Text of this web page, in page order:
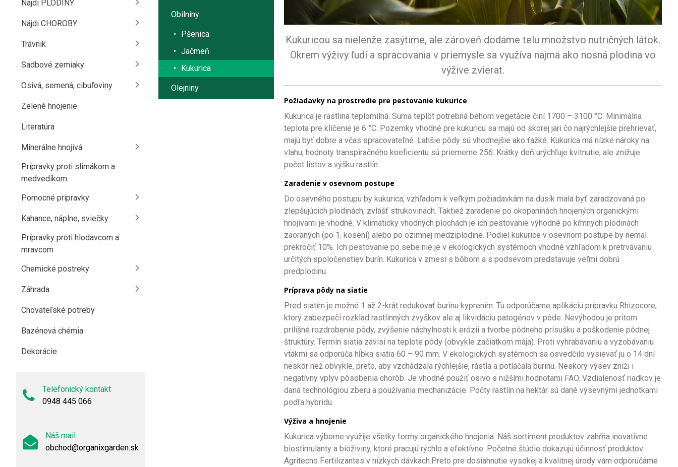
Obilniny
Pšenica
Jačmeň
Kukurica
Olejniny
Kukuricou sa nielenže zasýtime, ale zároveň dodáme telu množstvo nutričných látok.
Okrem výživy ľudí a spracovania v priemysle sa využíva najmä ako nosná plodina vo
výžive zvierat.
Požiadavky na prostredie pre pestovanie kukurice
Kukurica je rastlina teplomilná. Suma teplôt potrebná behom vegetácie činí 1700 – 3100 °C. Minimálna
teplota pre klíčenie je 6 °C. Pozemky vhodné pre kukuricu sa majú od skorej jari čo najrýchlejšie prehrievať,
majú byť dobre a včas spracovateľné. Ľahšie pôdy sú vhodnejšie ako ťažké. Kukurica má nízke nároky na
vlahu, hodnoty transpiračného koeficientu sú priemerne 256. Krátky deň urýchľuje kvitnutie, ale znižuje
počet listov a výšku rastlín.
Zaradenie v osevnom postupe
Do osevného postupu by kukurica, vzhľadom k veľkým požiadavkám na dusík mala byť zaradzovaná po
zlepšujúcich plodinách, zvlášť strukovinách. Taktiež zaradenie po okopaninách hnojených organickými
hnojivami je vhodné. V klimaticky vhodných plochách je ich pestovanie výhodné po kŕmnych plodinách
zaoraných (po 1. kosení) alebo po ozimnej medziplodine. Podiel kukurice v osevnom postupe by nemal
prekročiť 10%. Ich pestovanie po sebe nie je v ekologických systémoch vhodné vzhľadom k pretrvávaniu
určitých spoločenstiev burín. Kukurica v zmesi s bôbom a s podsevom predstavuje veľmi dobrú
predplodinu.
Príprava pôdy na siatie
Pred siatím je možné 1 až 2-krát redukovať burinu kyprením. Tu odporúčame aplikáciu prípravku Rhizocore,
ktorý zabezpečí rozklad rastlinných zvyškov ale aj likvidáciu patogénov v pôde. Nevýhodou je pritom
prílišné rozdrobenie pôdy, zvýšenie náchylnosti k erózii a tvorbe pôdneho prísušku a poškodenie pôdnej
štruktúry. Termín siatia závisí na teplote pôdy (obvykle začiatkom mája). Proti vyhrabávaniu a vyzobávaniu
vtákmi sa odporúča hĺbka siatia 60 – 90 mm. V ekologických systémoch sa osvedčilo vysievať ju o 14 dní
neskôr než obvykle, preto, aby vzchádzala rýchlejšie, rástla a potláčala burinu. Neskorý výsev zníži i
negatívny vplyv pôsobenia chorôb. Je vhodné použiť osivo s nižšími hodnotami FAO. Vzdialenosť riadkov je
daná technológiou zberu a používania mechanizácie. Počty rastlín na hektár sú dané výsevnými jednotkami
podľa hybridu.
Výživa a hnojenie
Kukurica výborne využije všetky formy organického hnojenia. Náš sortiment produktov zahŕňa inovatívne
biostimulanty a bioživiny, ktoré pracujú rýchlo a efektívne. Početné štúdie dokazujú účinnosť produktov
Agritecno Fertilizantes v nízkych dávkach.Preto pre dosiahnutie vysokej a kvalitnej úrody vám odporúčame
Nájdi PLODINY
Nájdi CHOROBY
Trávnik
Sadbové zemiaky
Osivá, semená, cibuľoviny
Zelené hnojenie
Literatúra
Minerálne hnojivá
Prípravky proti slimákom a
medvedíkom
Pomocné prípravky
Kahance, náplne, sviečky
Prípravky proti hlodavcom a
mravcom
Chemické postreky
Záhrada
Chovateľské potreby
Bazénová chémia
Dekorácie
Telefonický kontakt
0948 445 066
Náš mail
obchod@organixgarden.sk